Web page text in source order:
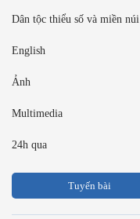
Dân tộc thiểu số và miền núi
English
Ảnh
Multimedia
24h qua
Tuyến bài